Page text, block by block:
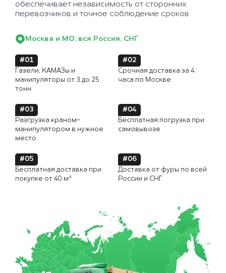
обеспечивает независимость от сторонних
перевозчиков и точное соблюдение сроков
Москва и МО, вся Россия, СНГ
#01
Газели, КАМАЗы и
манипуляторы от 3 до 25
тонн
#02
Срочная доставка за 4
часа по Москве
#03
Разгрузка краном-
манипулятором в нужное
место
#04
Бесплатная погрузка при
самовывозе
#05
Бесплатная доставка при
покупке от 40 м³
#06
Доставка от фуры по всей
России и СНГ